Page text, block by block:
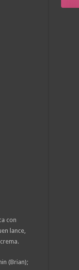
con
lance,
(Brian);